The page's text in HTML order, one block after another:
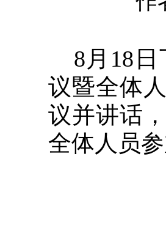
8 月 18
议暨全体
议并讲话
全体人员